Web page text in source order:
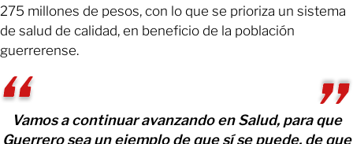
275 millones de pesos, con lo que se prioriza un sistema
de salud de calidad, en beneficio de la población
guerrerense.
Vamos a continuar avanzando en Salud, para que
Guerrero sea un ejemplo de que sí se puede, de que